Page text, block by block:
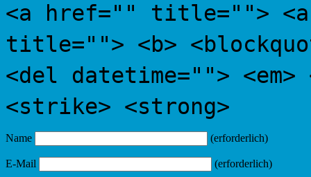
<a href="" title="">
title=""> <b>
<del datetime="">
<strike> <strong>
Name (erforderlich)
E-Mail (erforderlich)